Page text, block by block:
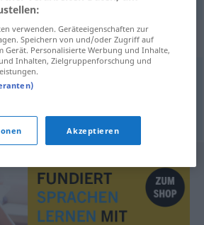
für "Mineralwasser"
verwenden. Geräteeigenschaften zur
Speichern von und/oder Zugriff auf
Gerät. Personalisierte Werbung und Inhalte,
Inhalten, Zielgruppenforschung und
Akzeptieren